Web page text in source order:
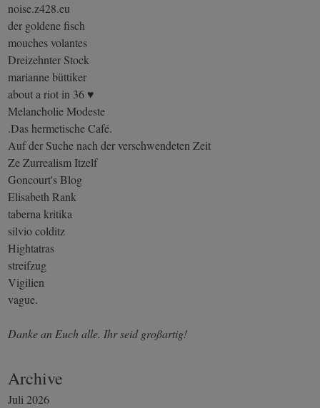
noise.z428.eu
der goldene fisch
mouches volantes
Dreizehnter Stock
marianne büttiker
about a riot in 36 ♥
Melancholie Modeste
.Das hermetische Café.
Auf der Suche nach der verschwendeten Zeit
Ze Zurrealism Itzelf
Goncourt's Blog
Elisabeth Rank
taberna kritika
silvio colditz
Hightatras
streifzug
Vigilien
vague.
Danke an Euch alle. Ihr seid großartig!
Archive
Juli 2026